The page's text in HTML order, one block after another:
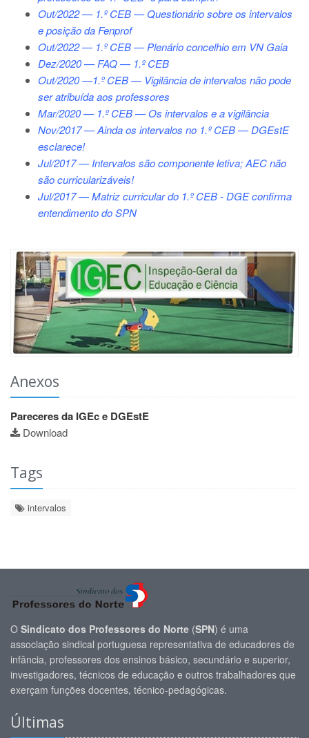
Out/2022 — 1.º CEB — Questionário sobre os intervalos
e posição da Fenprof
Out/2022 — 1.º CEB — Plenário concelhio em VN Gaia
Dez/2020 — FAQ — 1.º CEB
Out/2020 —1.º CEB — Vigilância de intervalos não pode
ser atribuída aos professores
Mar/2020 — 1.º CEB — Os intervalos e a vigilância
Nov/2017 — Ainda os intervalos no 1.º CEB — DGEstE
esclarece!
Jul/2017 — Intervalos são componente letiva; AEC não
são curricularizáveis!
Jul/2017 — Matriz curricular do 1.º CEB - DGE confirma
entendimento do SPN
Anexos
Pareceres da IGEc e DGEstE
Download
Tags
intervalos
O Sindicato dos Professores do Norte (SPN) é uma
associação sindical portuguesa representativa de educadores de
infância, professores dos ensinos básico, secundário e superior,
investigadores, técnicos de educação e outros trabalhadores que
exerçam funções docentes, técnico-pedagógicas.
Últimas